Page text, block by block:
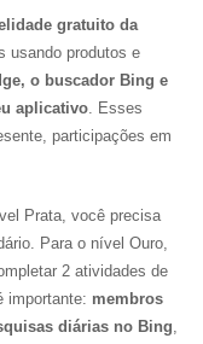
gratuito da
usando produtos e
o buscador Bing e
aplicativo. Esses
participações em
Prata, você precisa
Para o nível Ouro,
2 atividades de
importante: membros
diárias no Bing,